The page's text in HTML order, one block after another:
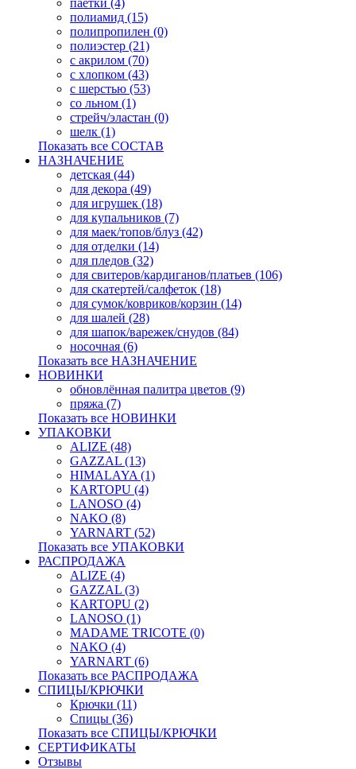
паетки (4)
полиамид (15)
полипропилен (0)
полиэстер (21)
с акрилом (70)
с хлопком (43)
с шерстью (53)
со льном (1)
стрейч/эластан (0)
шелк (1)
Показать все СОСТАВ
НАЗНАЧЕНИЕ
детская (44)
для декора (49)
для игрушек (18)
для купальников (7)
для маек/топов/блуз (42)
для отделки (14)
для пледов (32)
для свитеров/кардиганов/платьев (106)
для скатертей/салфеток (18)
для сумок/ковриков/корзин (14)
для шалей (28)
для шапок/варежек/снудов (84)
носочная (6)
Показать все НАЗНАЧЕНИЕ
НОВИНКИ
обновлённая палитра цветов (9)
пряжа (7)
Показать все НОВИНКИ
УПАКОВКИ
ALIZE (48)
GAZZAL (13)
HIMALAYA (1)
KARTOPU (4)
LANOSO (4)
NAKO (8)
YARNART (52)
Показать все УПАКОВКИ
РАСПРОДАЖА
ALIZE (4)
GAZZAL (3)
KARTOPU (2)
LANOSO (1)
MADAME TRICOTE (0)
NAKO (4)
YARNART (6)
Показать все РАСПРОДАЖА
СПИЦЫ/КРЮЧКИ
Крючки (11)
Спицы (36)
Показать все СПИЦЫ/КРЮЧКИ
СЕРТИФИКАТЫ
Отзывы